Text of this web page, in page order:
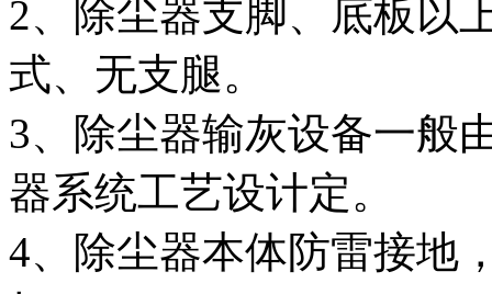
2、除尘器支脚、底板以
式、无支腿。
3、除尘器输灰设备一般
器系统工艺设计定。
4、除尘器本体防雷接地